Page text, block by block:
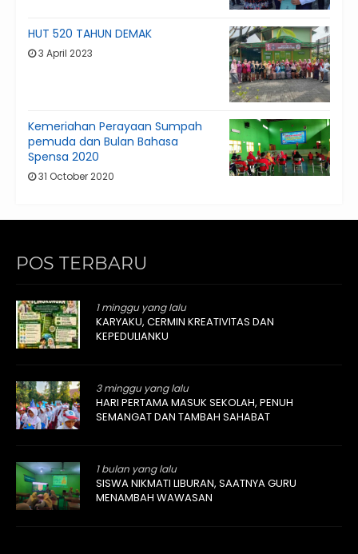
HUT 520 TAHUN DEMAK
3 April 2023
Kemeriahan Perayaan Sumpah
pemuda dan Bulan Bahasa
Spensa 2020
31 October 2020
POS TERBARU
1 minggu yang lalu
KARYAKU, CERMIN KREATIVITAS DAN
KEPEDULIANKU
3 minggu yang lalu
HARI PERTAMA MASUK SEKOLAH, PENUH
SEMANGAT DAN TAMBAH SAHABAT
1 bulan yang lalu
SISWA NIKMATI LIBURAN, SAATNYA GURU
MENAMBAH WAWASAN